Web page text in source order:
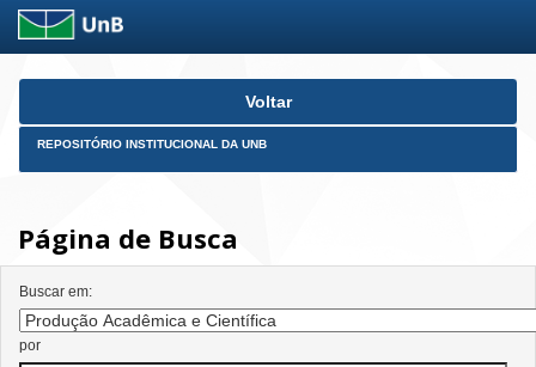
Skip
Voltar
REPOSITÓRIO INSTITUCIONAL DA UNB
Página de Busca
Buscar em:
por